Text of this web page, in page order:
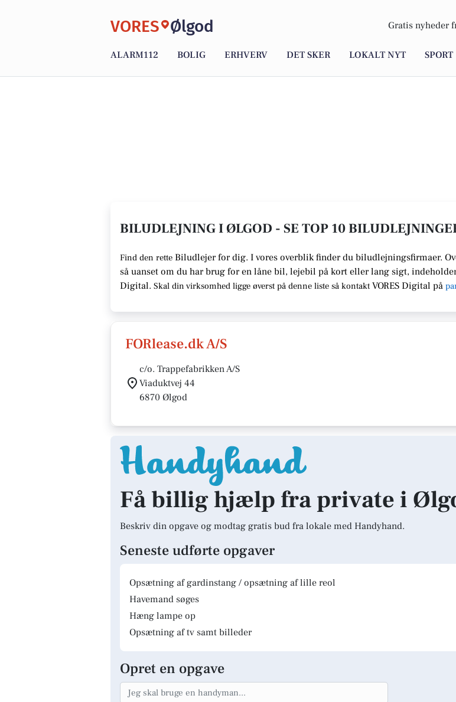
VORES Ølgod Gratis nyheder
ALARM112 BOLIG ERHVERV DET SKER LOKALT NYT SPORT
BILUDLEJNING I ØLGOD - SE TOP 10
Find den rette Biludlejer for dig. I vores overblik finder du biludlejningsfirmaer.
så uanset om du har brug for en låne bil, lejebil på kort eller lang sigt,
Digital. Skal din virksomhed ligge øverst på denne liste så kontakt VORES Digital på
FORlease.dk A/S
c/o. Trappefabrikken A/S
Viaduktvej 44
6870 Ølgod
Få billig hjælp fra private i
Beskriv din opgave og modtag gratis bud fra lokale med Handyhand.
Seneste udførte opgaver
Opsætning af gardinstang / opsætning af lille reol
Havemand søges
Hæng lampe op
Opsætning af tv samt billeder
Opret en opgave